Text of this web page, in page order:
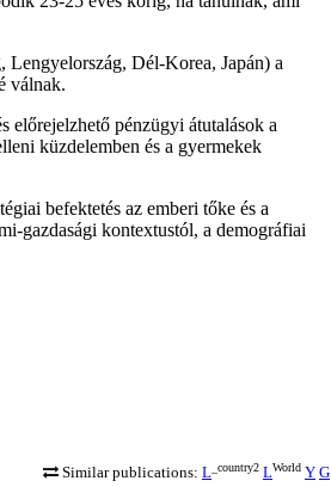
Lengyelország, Dél-Korea, Japán) a
válnak.
előrejelzhető pénzügyi átutalások a
küzdelemben és a gyermekek
befektetés az emberi tőke és a
gazdasági kontextustól, a demográfiai
Similar publications: L _country2 LWorld Y G